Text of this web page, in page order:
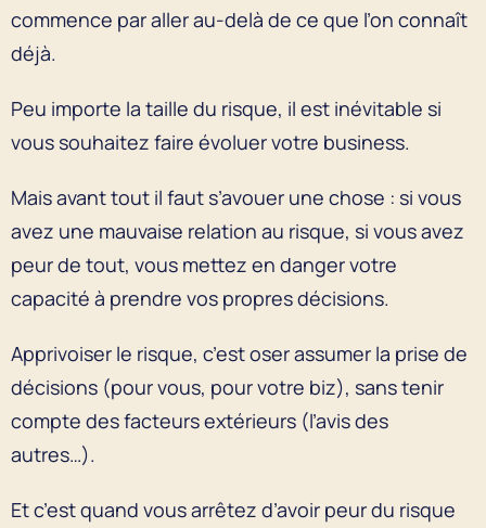
commence par aller au-delà de ce que l’on connaît
déjà.
Peu importe la taille du risque, il est inévitable si
vous souhaitez faire évoluer votre business.
Mais avant tout il faut s’avouer une chose : si vous
avez une mauvaise relation au risque, si vous avez
peur de tout, vous mettez en danger votre
capacité à prendre vos propres décisions.
Apprivoiser le risque, c’est oser assumer la prise de
décisions (pour vous, pour votre biz), sans tenir
compte des facteurs extérieurs (l’avis des
autres…).
Et c’est quand vous arrêtez d’avoir peur du risque